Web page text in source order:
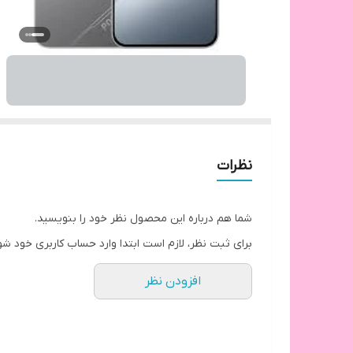
نظرات
شما هم درباره این محصول نظر خود را بنویسید.
برای ثبت نظر، لازم است ابتدا وارد حساب کاربری خود
افزودن نظر